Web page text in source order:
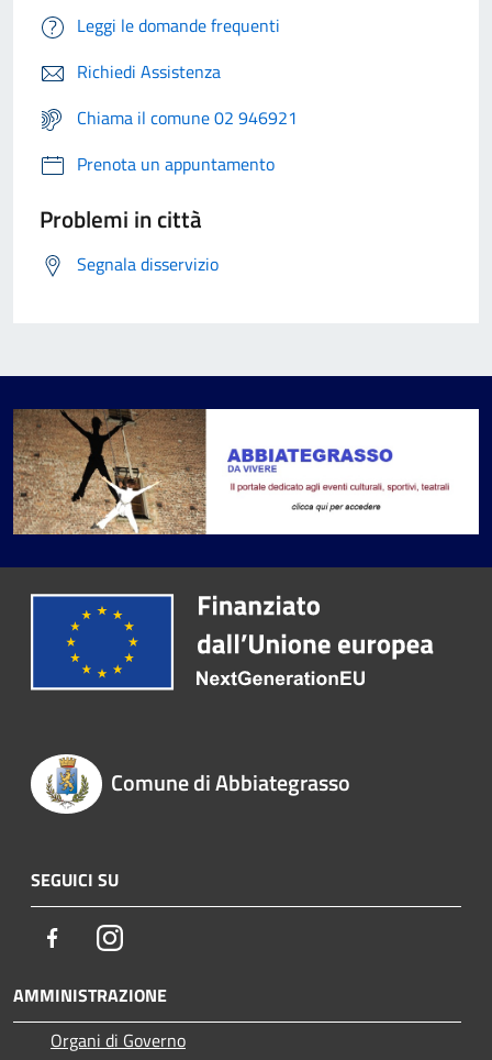
Leggi le domande frequenti
Richiedi Assistenza
Chiama il comune 02 946921
Prenota un appuntamento
Problemi in città
Segnala disservizio
Comune di Abbiategrasso
SEGUICI SU
FacebookInstagram
AMMINISTRAZIONE
Organi di Governo